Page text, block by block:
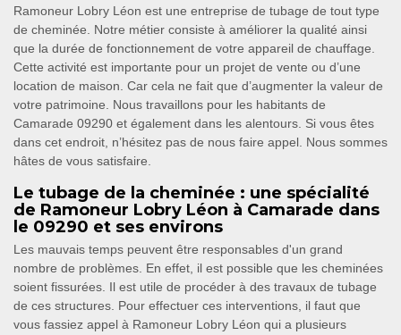
Ramoneur Lobry Léon est une entreprise de tubage de tout type
de cheminée. Notre métier consiste à améliorer la qualité ainsi
que la durée de fonctionnement de votre appareil de chauffage.
Cette activité est importante pour un projet de vente ou d’une
location de maison. Car cela ne fait que d’augmenter la valeur de
votre patrimoine. Nous travaillons pour les habitants de
Camarade 09290 et également dans les alentours. Si vous êtes
dans cet endroit, n’hésitez pas de nous faire appel. Nous sommes
hâtes de vous satisfaire.
Le tubage de la cheminée : une spécialité
de Ramoneur Lobry Léon à Camarade dans
le 09290 et ses environs
Les mauvais temps peuvent être responsables d'un grand
nombre de problèmes. En effet, il est possible que les cheminées
soient fissurées. Il est utile de procéder à des travaux de tubage
de ces structures. Pour effectuer ces interventions, il faut que
vous fassiez appel à Ramoneur Lobry Léon qui a plusieurs